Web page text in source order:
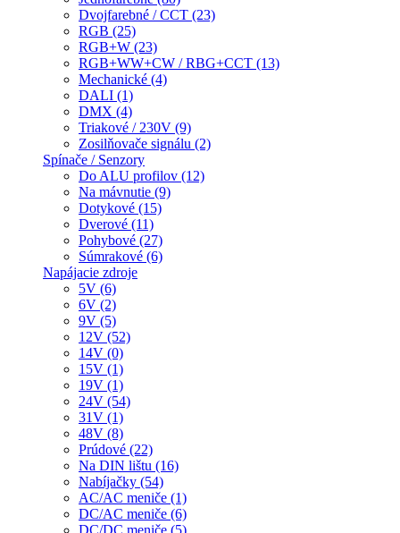
Dvojfarebné / CCT (23)
RGB (25)
RGB+W (23)
RGB+WW+CW / RBG+CCT (13)
Mechanické (4)
DALI (1)
DMX (4)
Triakové / 230V (9)
Zosilňovače signálu (2)
Spínače / Senzory
Do ALU profilov (12)
Na mávnutie (9)
Dotykové (15)
Dverové (11)
Pohybové (27)
Súmrakové (6)
Napájacie zdroje
5V (6)
6V (2)
9V (5)
12V (52)
14V (0)
15V (1)
19V (1)
24V (54)
31V (1)
48V (8)
Prúdové (22)
Na DIN lištu (16)
Nabíjačky (54)
AC/AC meniče (1)
DC/AC meniče (6)
DC/DC meniče (5)